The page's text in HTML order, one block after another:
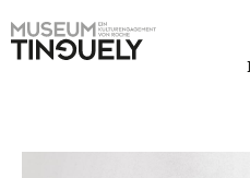
Hauptnavigation
to
Lernen
Newsletter
Menu
Brunch